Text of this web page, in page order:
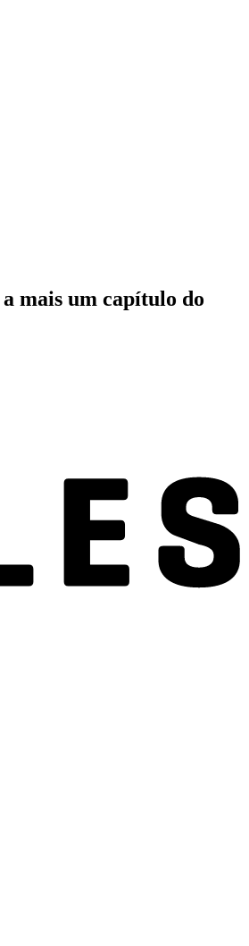
mais um capítulo do